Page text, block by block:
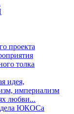
проекта
толка
идея,
империализм
любви...
дела ЮКОСа